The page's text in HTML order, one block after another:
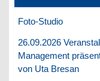
Foto-Studio
26.09.2026
Management
von Uta Bresan